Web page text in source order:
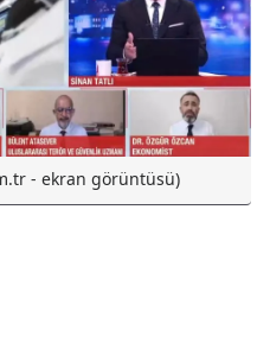
- ekran görüntüsü)